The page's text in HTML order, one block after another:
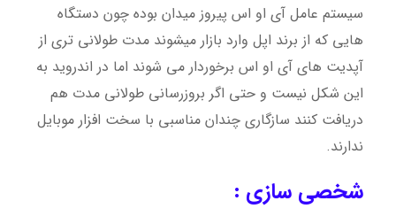
سیستم عامل آی او اس پیروز میدان بوده چون دستگاه
هایی که از برند اپل وارد بازار میشوند مدت طولانی تری از
آپدیت های آی او اس برخوردار می شوند اما در اندروید به
این شکل نیست و حتی اگر بروزرسانی طولانی مدت هم
دریافت کنند سازگاری چندان مناسبی با سخت افزار موبایل
ندارند.
شخصی سازی :